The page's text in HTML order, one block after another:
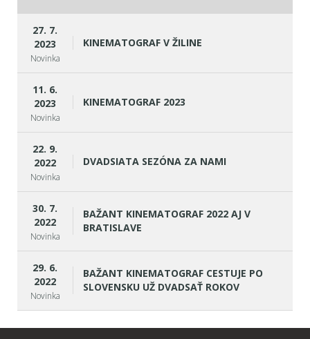
27. 7.
2023
Novinka
KINEMATOGRAF V ŽILINE
11. 6.
2023
Novinka
KINEMATOGRAF 2023
22. 9.
2022
Novinka
DVADSIATA SEZÓNA ZA NAMI
30. 7.
2022
Novinka
BAŽANT KINEMATOGRAF 2022 AJ V
BRATISLAVE
29. 6.
2022
Novinka
BAŽANT KINEMATOGRAF CESTUJE PO
SLOVENSKU UŽ DVADSAŤ ROKOV